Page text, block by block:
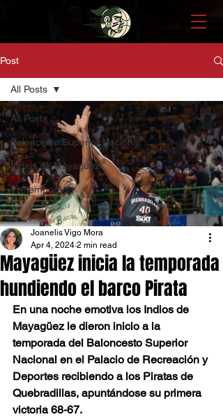
Post
All Posts
Baloncesto Superior Nacional
Indios de Mayagüez
Pretemporada
All Posts
Mayagüez inicia la temporada
hundiendo el barco Pirata
Joanelis Vigo Mora
Apr 4, 2024 2 min read
En una noche emotiva los Indios de
Mayagüez le dieron inicio a la
temporada del Baloncesto Superior
Nacional en el Palacio de Recreación y
Deportes recibiendo a los Piratas de
Quebradillas, apuntándose su primera
victoria 68-67.